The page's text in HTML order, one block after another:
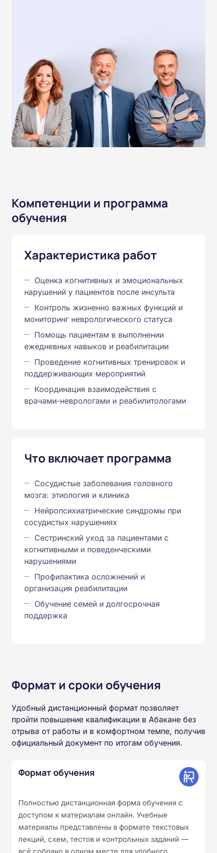
Компетенции и программа
обучения
Характеристика работ
Оценка когнитивных и эмоциональных
нарушений у пациентов после инсульта
Контроль жизненно важных функций и
мониторинг неврологического статуса
Помощь пациентам в выполнении
ежедневных навыков и реабилитации
Проведение когнитивных тренировок и
поддерживающих мероприятий
Координация взаимодействия с
врачами-неврологами и реабилитологами
Что включает программа
Сосудистые заболевания головного
мозга: этиология и клиника
Нейропсихиатрические синдромы при
сосудистых нарушениях
Сестринский уход за пациентами с
когнитивными и поведенческими
нарушениями
Профилактика осложнений и
организация реабилитации
Обучение семей и долгосрочная
поддержка
Формат и сроки обучения
Удобный дистанционный формат позволяет
пройти повышение квалификации в Абакане без
отрыва от работы и в комфортном темпе, получив
официальный документ по итогам обучения.
Формат обучения
Полностью дистанционная форма обучения с
доступом к материалам онлайн. Учебные
материалы представлены в формате текстовых
лекций, схем, тестов и контрольных заданий —
всё собрано в одном месте для удобного